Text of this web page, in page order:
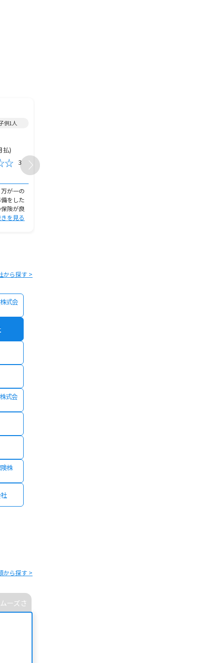
供1人
払)
3
が一の
をした
険が良
を見る
式会
式会
株
から探す >
ーズさ
から探す >